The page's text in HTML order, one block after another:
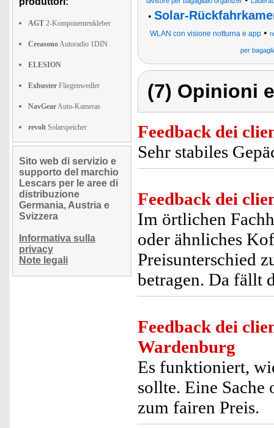
AGT 2-Komponentenkleber
CreasonoAutoradio 1DIN
ELESION
Exbuster Fliegenwedler
NavGearAuto-Kameras
revolt Solarspeicher
Sito web di servizio e
supporto del marchio
Lescars per le aree di
distribuzione
Germania, Austria e
Svizzera
Informativa sulla
privacy
Note legali
• Solar-
WLAN con visione notturna e app •
per
(7) Opinioni
Feedback dei
Sehr stabiles
Feedback dei
Im örtlichen
oder ähnliches
Preisunterschied
betragen. Da fällt
Feedback dei
Wardenburg
Es funktioniert,
sollte. Eine
zum fairen Preis.